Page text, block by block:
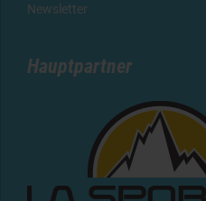
Newsletter
Hauptpartner